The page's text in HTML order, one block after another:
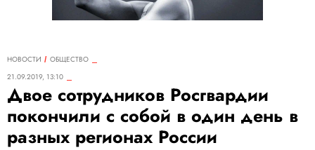
НОВОСТИ
ОБЩЕСТВО
21.09.2019, 13:10
Двое сотрудников Росгвардии
покончили с собой в один день в
разных регионах России